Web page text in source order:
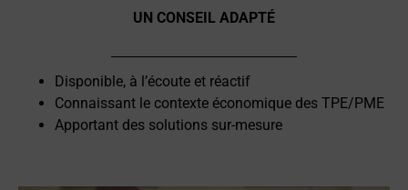
UN CONSEIL ADAPTÉ
Disponible, à l’écoute et réactif
Connaissant le contexte économique des TPE/PME
Apportant des solutions sur-mesure